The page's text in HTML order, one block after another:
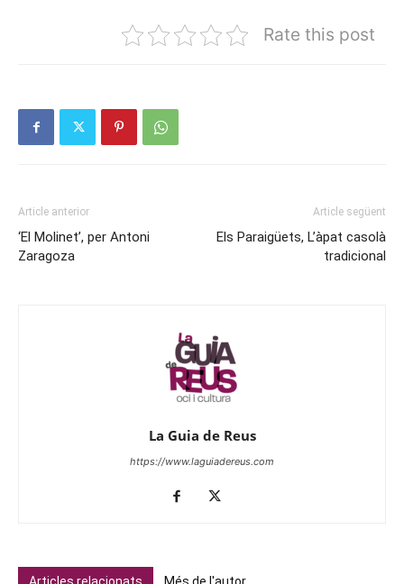
Rate this post
Article anterior
‘El Molinet’, per Antoni
Zaragoza
Article següent
Els Paraigüets, L’àpat casolà
tradicional
La Guia de Reus
https://www.laguiadereus.com